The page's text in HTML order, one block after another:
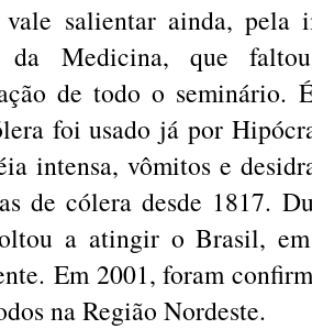
salientar ainda, pela
da Medicina, que
de todo o seminário.
foi usado já por
intensa, vômitos e
de cólera desde 1817.
a atingir o Brasil,
Em 2001, foram
na Região Nordeste.